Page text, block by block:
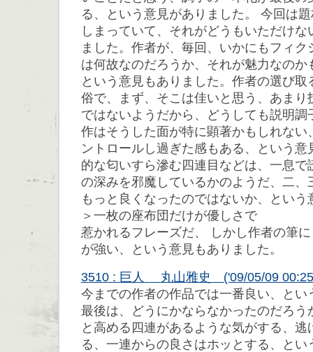
る、という意見がありました。 今回は
しまっていて、それがどうもいただけ
ました。作者が、毎回、いかにもフィ
は何故なのだろうか、それが魅力なのか
という意見もありました。作者の選び
俗で、まず、そこは佳いと思う、あまり
ではないようだから、どうしても説明調
作はそうした面が特に顕著かもしれない
ントロールし過ぎた感もある、という
的な匂いすら滲む四連目などは、一息で
の深みを邪魔しているかのようだ、二、
もっと良くなったのではないか、とい
＞一枚の座布団だけが優しさで
惹かれるフレーズだ、 しかし作者の筆
が強い、という意見もありました。
3510 : 巨人 丸山雅史 ('09/05/09
今までの作者の作品では一番良い、とい
最後は、どうにかならなかったのだろう
と高める四連があるような気がする、
る、一連からの良さはホッとする、と